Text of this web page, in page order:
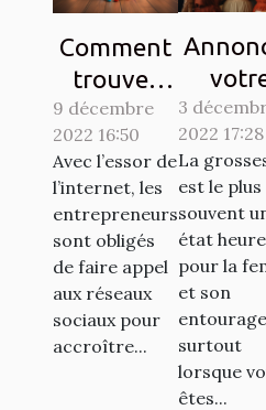
Comment
trouver
des clients
sur les
réseaux
sociaux ?
9 décembre
2022 16:50
Avec l’essor de
l’internet, les
entrepreneurs
sont obligés
de faire appel
aux réseaux
sociaux pour
accroître...
à votre
:
y
?
3
2022 17:28
La
est le plus
souvent
état
pour la
et son
surtout
lorsque
êtes...